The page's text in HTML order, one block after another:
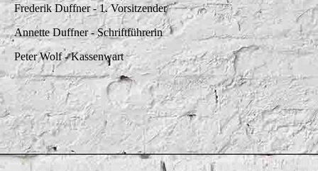
Frederik Duffner - 1. Vorsitzender
Annette Duffner - Schriftführerin
Peter Wolf - Kassenwart